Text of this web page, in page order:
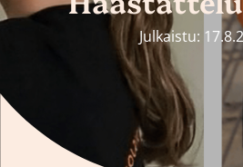
Julkaistu: